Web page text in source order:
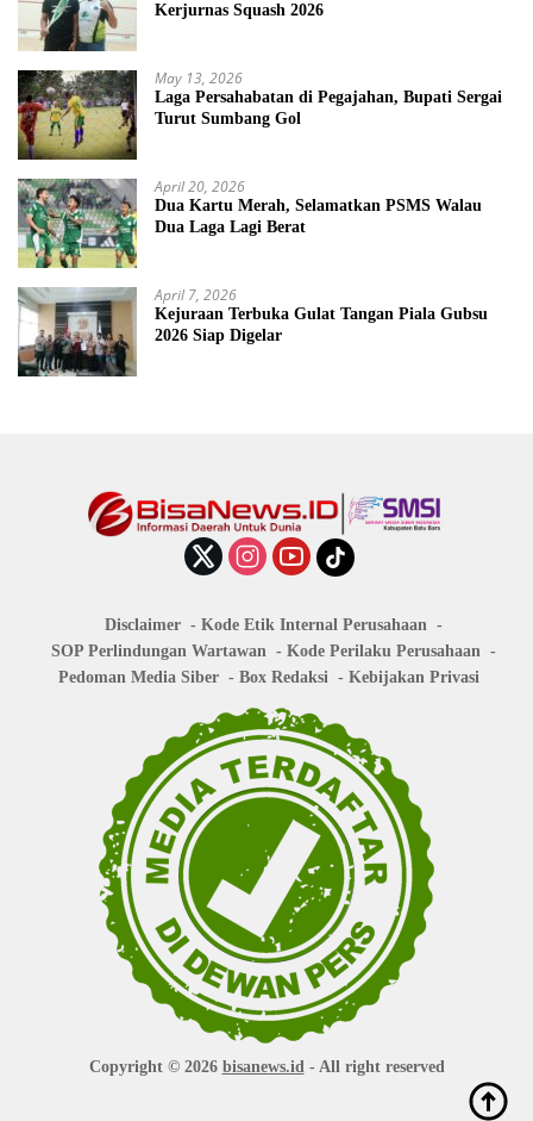
Kerjurnas Squash 2026
May 13, 2026
Laga Persahabatan di Pegajahan, Bupati Sergai
Turut Sumbang Gol
April 20, 2026
Dua Kartu Merah, Selamatkan PSMS Walau
Dua Laga Lagi Berat
April 7, 2026
Kejuraan Terbuka Gulat Tangan Piala Gubsu
2026 Siap Digelar
Disclaimer
Kode Etik Internal Perusahaan
SOP Perlindungan Wartawan
Kode Perilaku Perusahaan
Pedoman Media Siber
Box Redaksi Kebijakan Privasi
Copyright © 2026 bisanews.id- All right reserved